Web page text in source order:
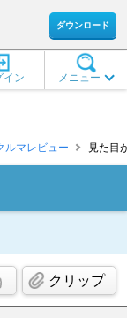
ダウンロード
メニュー
イン
ルマレビュー 見た目
クリップ